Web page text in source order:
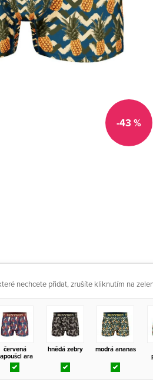
-43 %
nechcete přidat, zrušíte kliknutím na
červená
ara
hnědá zebry modrá ananas